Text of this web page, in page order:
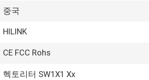
중국
HILINK
CE FCC Rohs
헥토리터 SW1X1 Xx